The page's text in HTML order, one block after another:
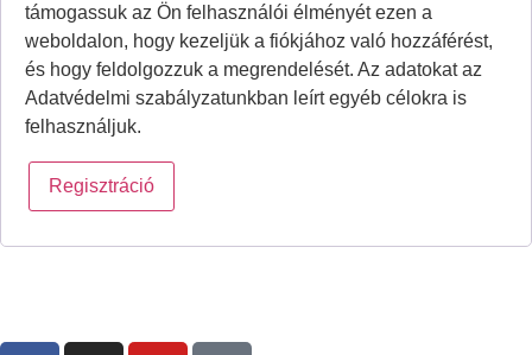
támogassuk az Ön felhasználói élményét ezen a
weboldalon, hogy kezeljük a fiókjához való hozzáférést,
és hogy feldolgozzuk a megrendelését. Az adatokat az
Adatvédelmi szabályzatunkban leírt egyéb célokra is
felhasználjuk.
Regisztráció